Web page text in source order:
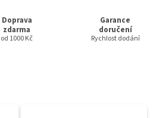
Doprava
zdarma
od 1000 Kč
Garance
doručení
Rychlost dodání